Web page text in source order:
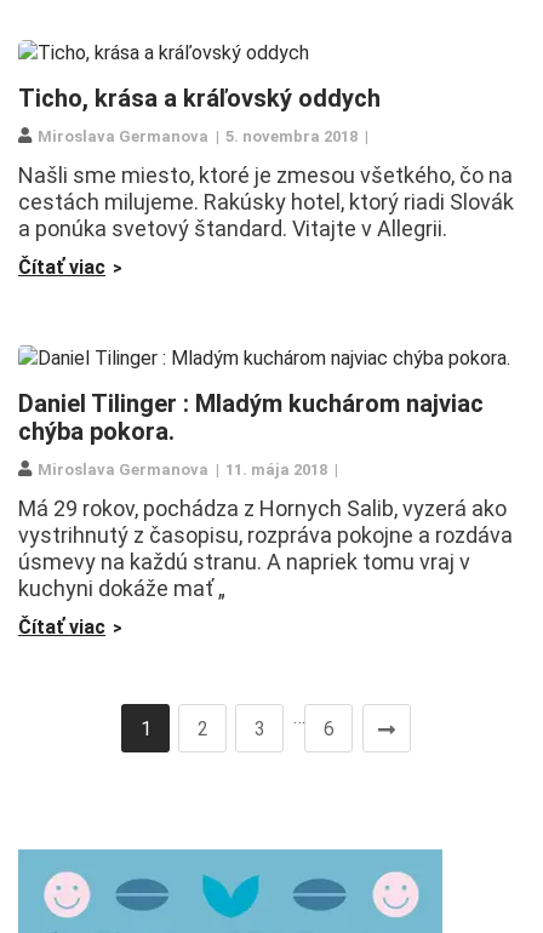
Ticho, krása a kráľovský oddych
Miroslava Germanova 5. novembra 2018
Našli sme miesto, ktoré je zmesou všetkého, čo na
cestách milujeme. Rakúsky hotel, ktorý riadi Slovák
a ponúka svetový štandard. Vitajte v Allegrii.
Čítať viac
Daniel Tilinger : Mladým kuchárom najviac
chýba pokora.
Miroslava Germanova 11. mája 2018
Má 29 rokov, pochádza z Hornych Salib, vyzerá ako
vystrihnutý z časopisu, rozpráva pokojne a rozdáva
úsmevy na každú stranu. A napriek tomu vraj v
kuchyni dokáže mať „
Čítať viac
1 2 3
…
6